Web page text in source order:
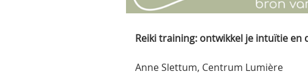
Reiki training: ontwikkel je intuïtie en
Anne Slettum, Centrum Lumière